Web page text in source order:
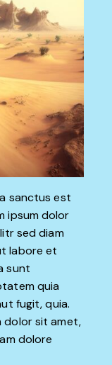
sanctus est
ipsum dolor
sed diam
labore et
sunt
quia
fugit, quia.
dolor sit amet,
dolore